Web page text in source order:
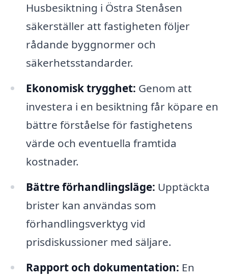
Husbesiktning i Östra Stenåsen
säkerställer att fastigheten följer
rådande byggnormer och
säkerhetsstandarder.
Ekonomisk trygghet: Genom att
investera i en besiktning får köpare en
bättre förståelse för fastighetens
värde och eventuella framtida
kostnader.
Bättre förhandlingsläge: Upptäckta
brister kan användas som
förhandlingsverktyg vid
prisdiskussioner med säljare.
Rapport och dokumentation: En